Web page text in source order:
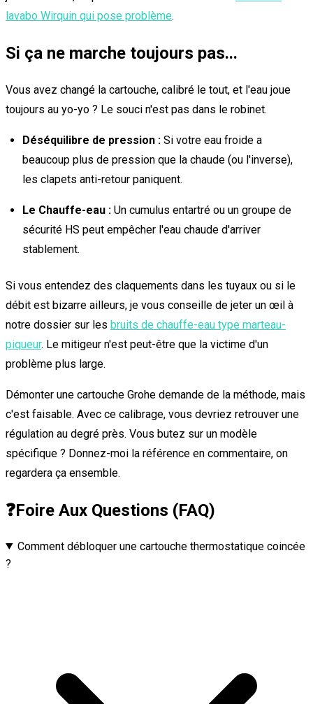
lavabo Wirquin qui pose problème.
Si ça ne marche toujours pas...
Vous avez changé la cartouche, calibré le tout, et l'eau joue
toujours au yo-yo ? Le souci n'est pas dans le robinet.
Déséquilibre de pression : Si votre eau froide a
beaucoup plus de pression que la chaude (ou l'inverse),
les clapets anti-retour paniquent.
Le Chauffe-eau : Un cumulus entartré ou un groupe de
sécurité HS peut empêcher l'eau chaude d'arriver
stablement.
Si vous entendez des claquements dans les tuyaux ou si le
débit est bizarre ailleurs, je vous conseille de jeter un œil à
notre dossier sur les bruits de chauffe-eau type marteau-
piqueur. Le mitigeur n'est peut-être que la victime d'un
problème plus large.
Démonter une cartouche Grohe demande de la méthode, mais
c'est faisable. Avec ce calibrage, vous devriez retrouver une
régulation au degré près. Vous butez sur un modèle
spécifique ? Donnez-moi la référence en commentaire, on
regardera ça ensemble.
❓Foire Aux Questions (FAQ)
Comment débloquer une cartouche thermostatique coincée
?